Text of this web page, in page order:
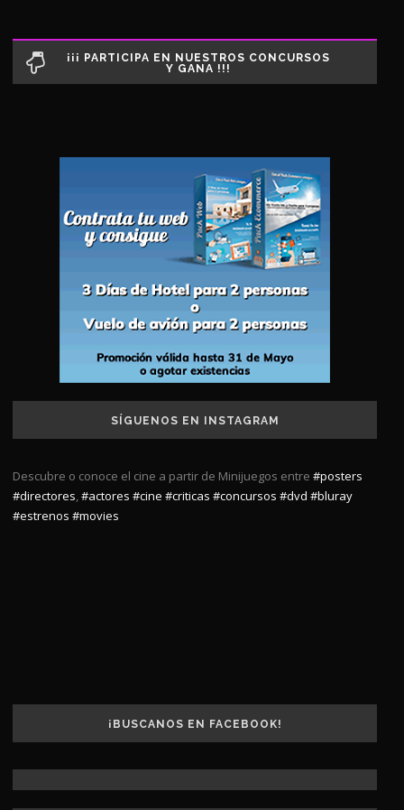
¡¡¡ PARTICIPA EN NUESTROS CONCURSOS
Y GANA !!!
SÍGUENOS EN INSTAGRAM
Descubre o conoce el cine a partir de Minijuegos entre #posters
#directores,#actores #cine #criticas #concursos #dvd #bluray
#estrenos #movies
¡BUSCANOS EN FACEBOOK!